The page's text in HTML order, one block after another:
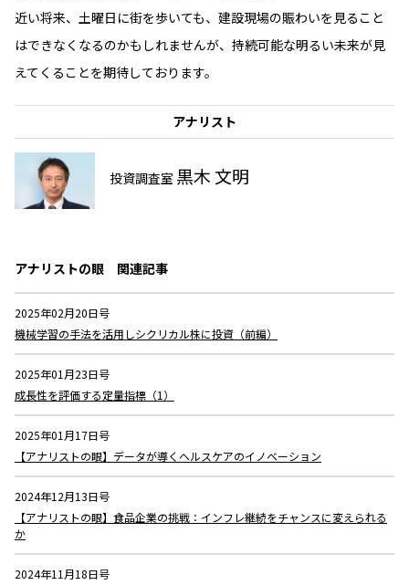
アナリスト
投資調査室 黒木 文明
近い将来、土曜日に街を歩いても、建設現場の賑わいを見ること
はできなくなるのかもしれませんが、持続可能な明るい未来が見
えてくることを期待しております。
アナリストの眼 関連記事
2025年02月20日号
機械学習の手法を活用しシクリカル株に投資（前編）
2025年01月23日号
成長性を評価する定量指標（1）
2025年01月17日号
【アナリストの眼】データが導くヘルスケアのイノベーション
2024年12月13日号
【アナリストの眼】食品企業の挑戦：インフレ継続をチャンスに変えられる
か
2024年11月18日号